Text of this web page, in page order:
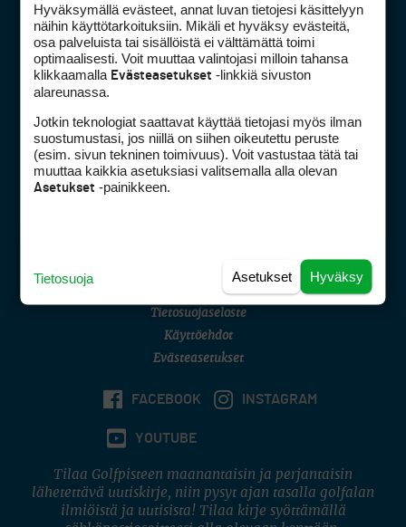
Golfpiste mediakortti
Golfpisteen yhteystiedot
DSA avoimuusraportti
Asiakaspalvelu
(digi) digi@otavamedia.fi
Tietosuojaseloste
Käyttöehdot
Evästeasetukset
FACEBOOK INSTAGRAM
YOUTUBE
Tilaa Golfpisteen maanantaisin ja perjantaisin
lähetettävä uutiskirje, niin pysyt ajan tasalla golfalan
ilmiöistä ja uutisista! Tilaa kirje syöttämällä
Hyväksymällä evästeet, annat luvan tietojesi käsittelyyn
näihin käyttötarkoituksiin. Mikäli et hyväksy evästeitä,
osa palveluista tai sisällöistä ei välttämättä toimi
optimaalisesti. Voit muuttaa valintojasi milloin tahansa
klikkaamalla Evästeasetukset -linkkiä sivuston
alareunassa.
Jotkin teknologiat saattavat käyttää tietojasi myös ilman
suostumustasi, jos niillä on siihen oikeutettu peruste
(esim. sivun tekninen toimivuus). Voit vastustaa tätä tai
muuttaa kaikkia asetuksiasi valitsemalla alla olevan
Asetukset -painikkeen.
Hyväksy
Asetukset
Tietosuoja